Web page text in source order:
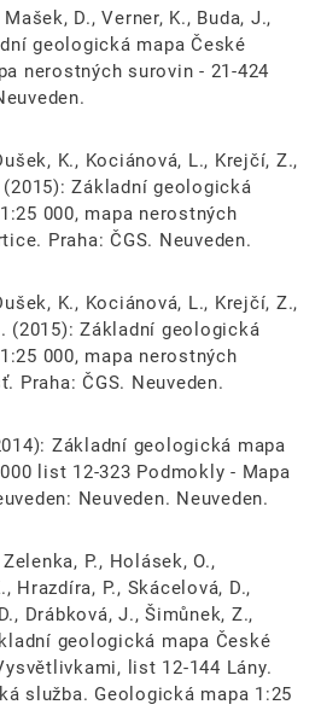
D., Verner, K., Buda, J.,
geologická mapa České
nerostných surovin - 21-424
K., Kociánová, L., Krejčí, Z.,
(2015): Základní geologická
000, mapa nerostných
Praha: ČGS. Neuveden.
K., Kociánová, L., Krejčí, Z.,
(2015): Základní geologická
000, mapa nerostných
Praha: ČGS. Neuveden.
Základní geologická mapa
list 12-323 Podmokly - Mapa
Neuveden. Neuveden.
P., Holásek, O.,
Hrazdíra, P., Skácelová, D.,
Drábková, J., Šimůnek, Z.,
geologická mapa České
list 12-144 Lány.
služba. Geologická mapa 1:25